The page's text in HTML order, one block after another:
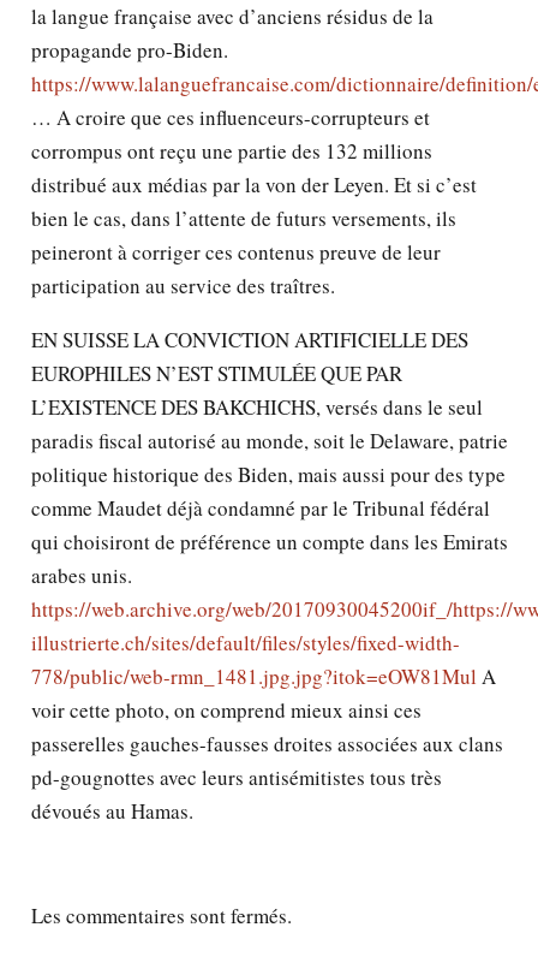
la langue française avec d’anciens résidus de la
propagande pro-Biden.
https://www.lalanguefrancaise.com/dictionnaire/definition/
… A croire que ces influenceurs-corrupteurs et
corrompus ont reçu une partie des 132 millions
distribué aux médias par la von der Leyen. Et si c’est
bien le cas, dans l’attente de futurs versements, ils
peineront à corriger ces contenus preuve de leur
participation au service des traîtres.
EN SUISSE LA CONVICTION ARTIFICIELLE DES
EUROPHILES N’EST STIMULÉE QUE PAR
L’EXISTENCE DES BAKCHICHS, versés dans le seul
paradis fiscal autorisé au monde, soit le Delaware, patrie
politique historique des Biden, mais aussi pour des type
comme Maudet déjà condamné par le Tribunal fédéral
qui choisiront de préférence un compte dans les Emirats
arabes unis.
https://web.archive.org/web/20170930045200if_/https://
illustrierte.ch/sites/default/files/styles/fixed-width-
778/public/web-rmn_1481.jpg.jpg?itok=eOW81Mul A
voir cette photo, on comprend mieux ainsi ces
passerelles gauches-fausses droites associées aux clans
pd-gougnottes avec leurs antisémitistes tous très
dévoués au Hamas.
Les commentaires sont fermés.